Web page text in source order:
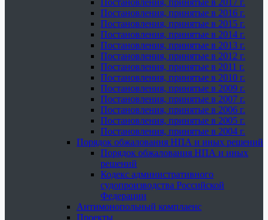
Постановления, принятые в 2017 г.
Постановления, принятые в 2016 г.
Постановления, принятые в 2015 г.
Постановления, принятые в 2014 г.
Постановления, принятые в 2013 г.
Постановления, принятые в 2012 г.
Постановления, принятые в 2011 г.
Постановления, принятые в 2010 г.
Постановления, принятые в 2009 г.
Постановления, принятые в 2007 г.
Постановления, принятые в 2006 г.
Постановления, принятые в 2005 г.
Постановления, принятые в 2004 г.
Порядок обжалования НПА и иных решений
Порядок обжалования НПА и иных
решений
Кодекс административного
судопроизводства Российской
Федерации
Антимонопольный комплаенс
Проекты